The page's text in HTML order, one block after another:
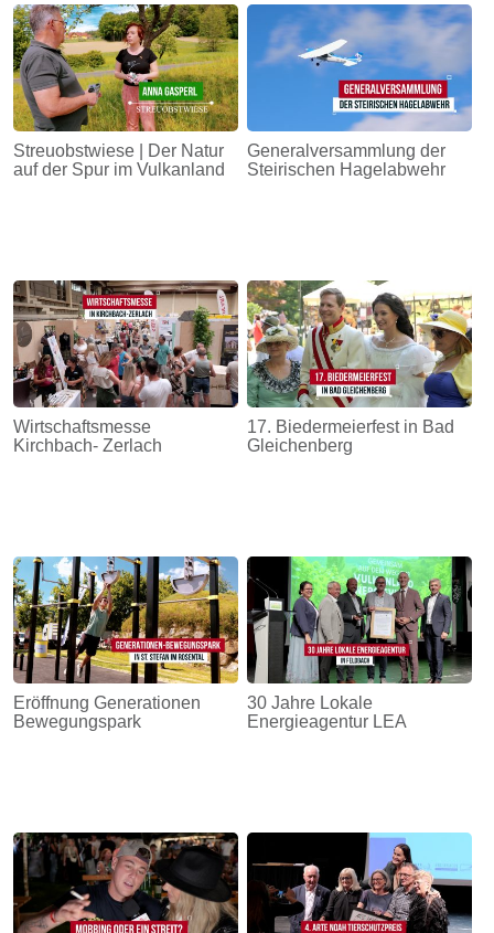
Streuobstwiese | Der Natur
auf der Spur im Vulkanland
Generalversammlung der
Steirischen Hagelabwehr
Wirtschaftsmesse
Kirchbach- Zerlach
17. Biedermeierfest in Bad
Gleichenberg
Eröffnung Generationen
Bewegungspark
30 Jahre Lokale
Energieagentur LEA